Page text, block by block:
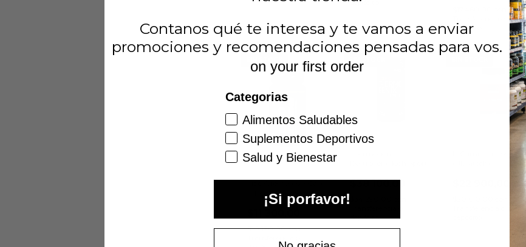
depósito
depósito
- (Body Advance)
$10.170,00con
SIN STOCK
depósito
L-Carnitina x 60 caps
Contanos qué te interesa y te vamos a enviar
promociones y recomendaciones pensadas para vos.
on your first order
Categorias
Alimentos Saludables
Suplementos Deportivos
Salud y Bienestar
¡Si porfavor!